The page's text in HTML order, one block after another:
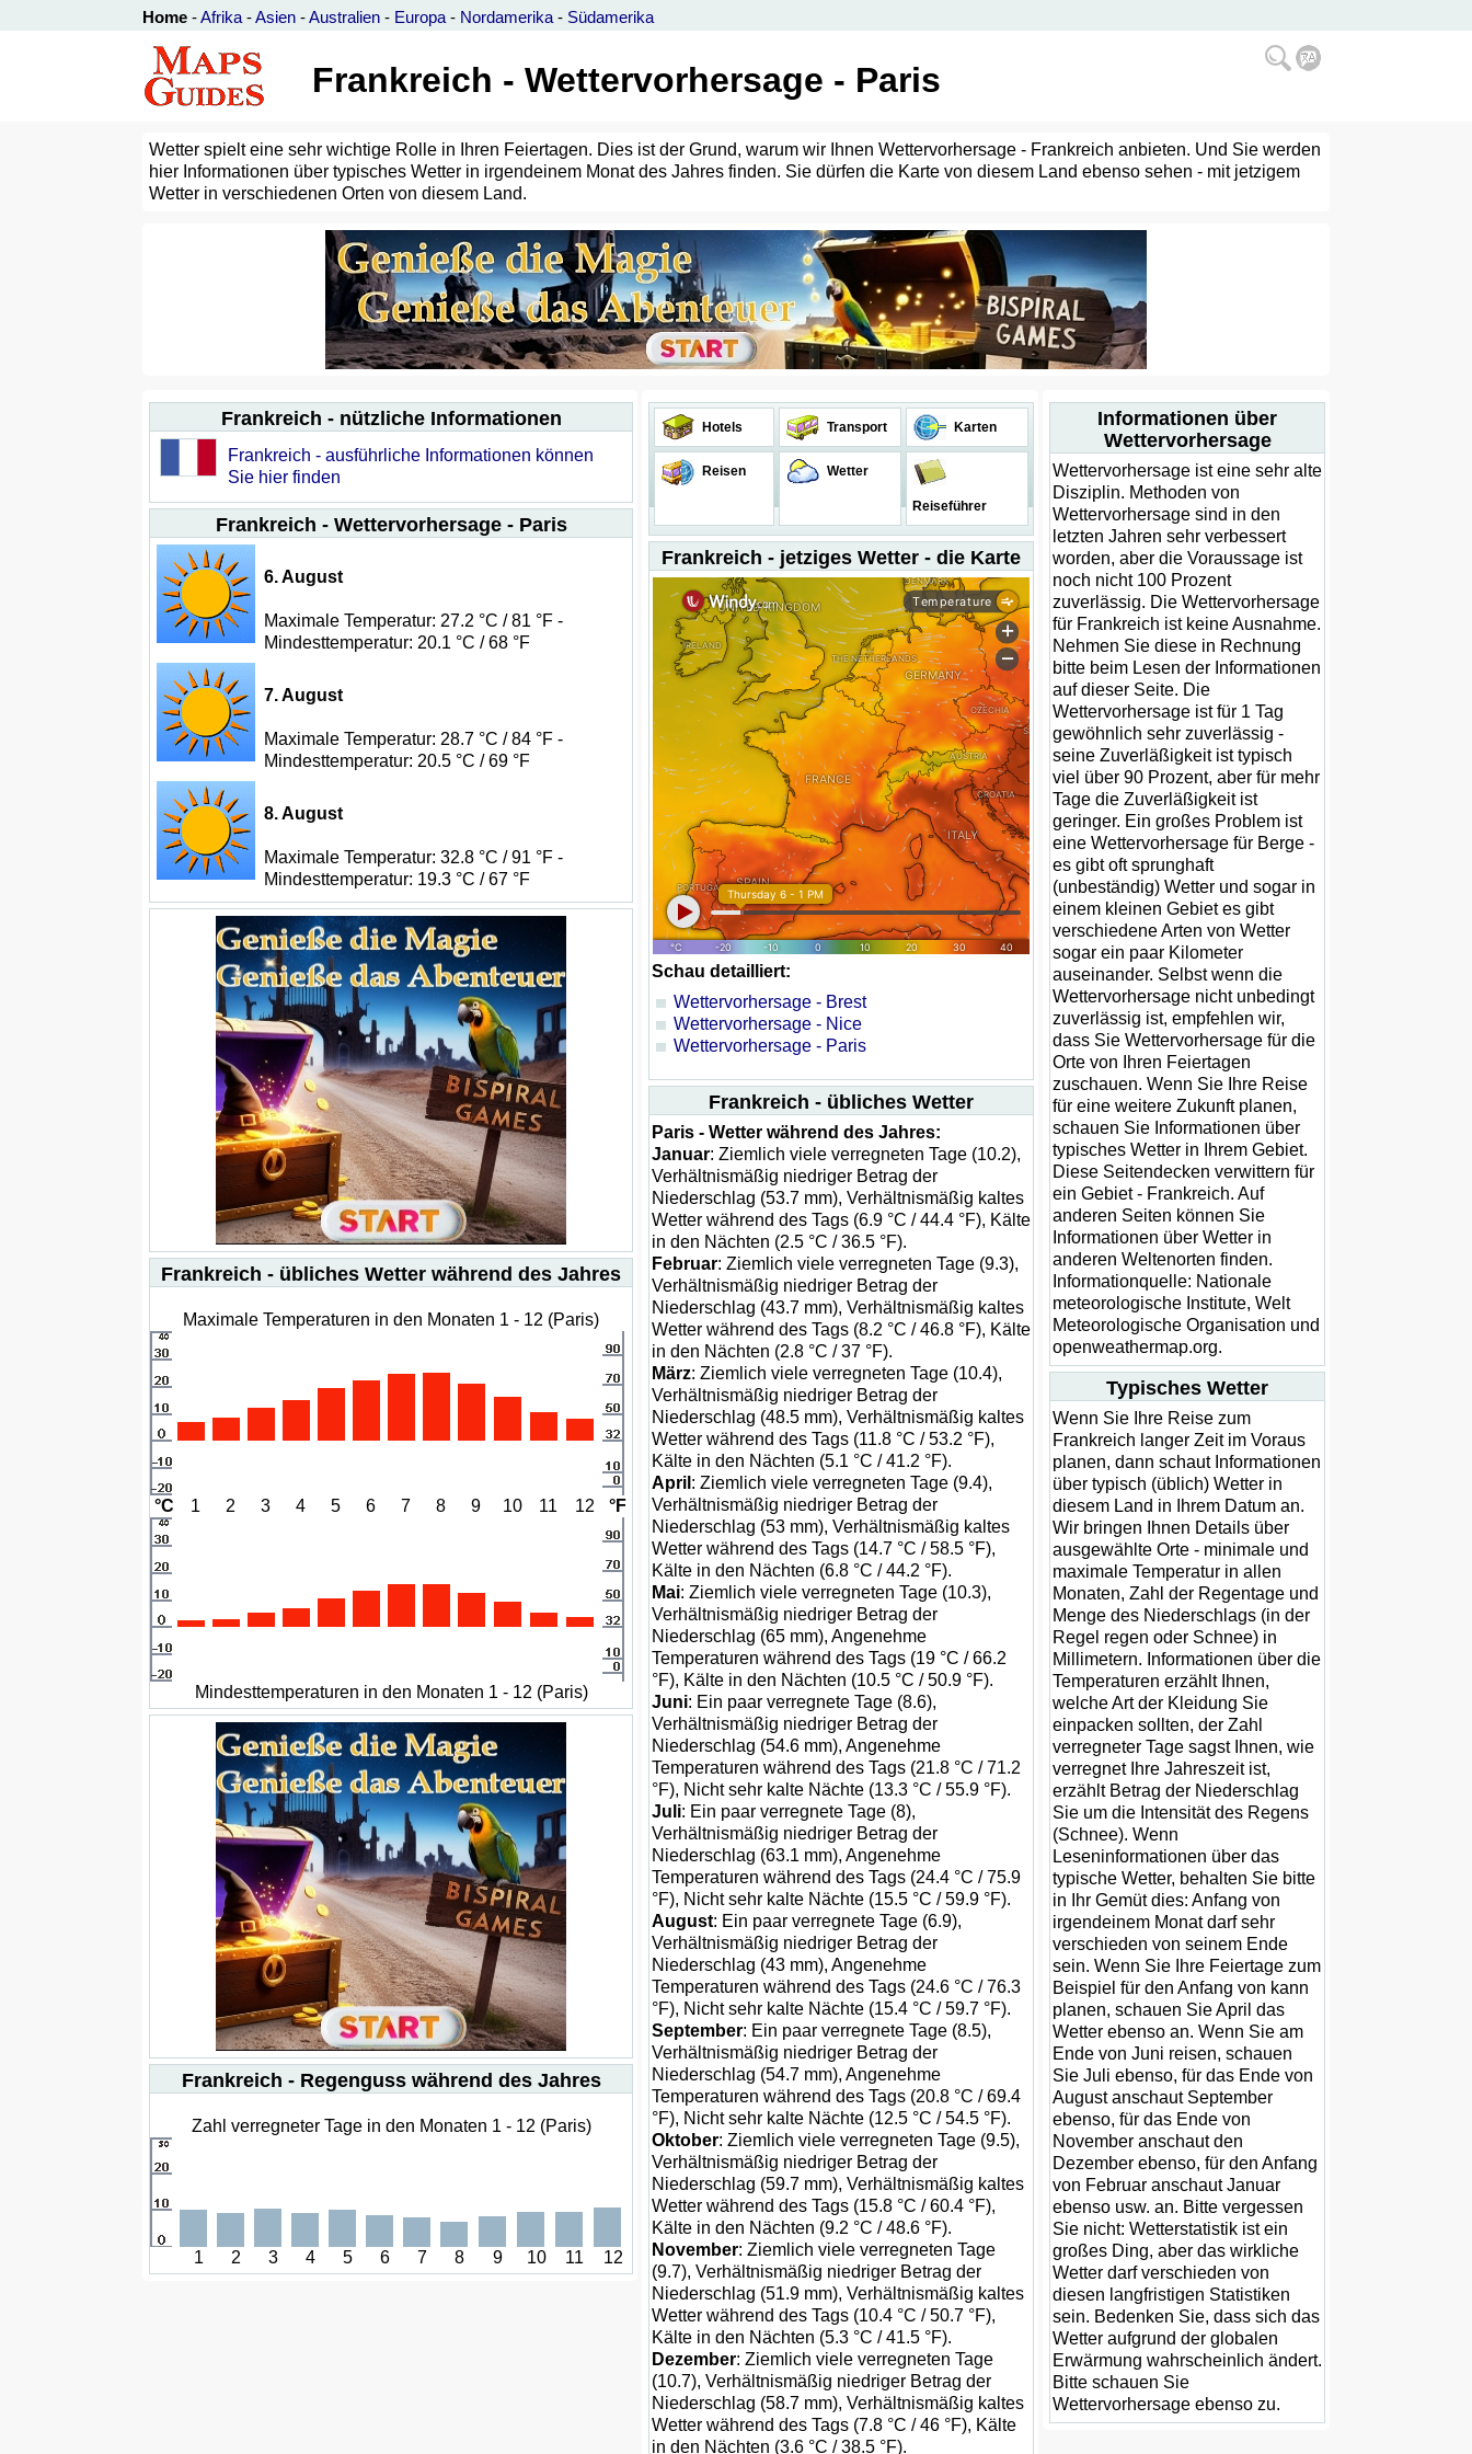
Home -Afrika -Asien -Australien - Europa - Nordamerika - Südamerika
Frankreich - Wettervorhersage - Paris
Wetter spielt eine sehr wichtige Rolle in Ihren Feiertagen. Dies ist der Grund, warum wir Ihnen Wettervorhersage - Frankreich anbieten. Und Sie werden
hier Informationen über typisches Wetter in irgendeinem Monat des Jahres finden. Sie dürfen die Karte von diesem Land ebenso sehen - mit jetzigem
Wetter in verschiedenen Orten von diesem Land.
Frankreich - nützliche Informationen
Frankreich - ausführliche Informationen können
Sie hier finden
Frankreich - Wettervorhersage - Paris
6. August
Maximale Temperatur: 27.2 °C / 81 °F -
Mindesttemperatur: 20.1 °C / 68 °F
7. August
Maximale Temperatur: 28.7 °C / 84 °F -
Mindesttemperatur: 20.5 °C / 69 °F
8. August
Maximale Temperatur: 32.8 °C / 91 °F -
Mindesttemperatur: 19.3 °C / 67 °F
Frankreich - übliches Wetter während des Jahres
Maximale Temperaturen in den Monaten 1 - 12 (Paris)
°C 1 2 3 4 5 6 7 8 9 10 11 12 °F
Mindesttemperaturen in den Monaten 1 - 12 (Paris)
Frankreich - Regenguss während des Jahres
Zahl verregneter Tage in den Monaten 1 - 12 (Paris)
1 2 3 4 5 6 7 8 9 10 11 12
Hotels Transport Karten
Reisen Wetter
Reiseführer
Frankreich - jetziges Wetter - die Karte
Schau detailliert:
Wettervorhersage - Brest
Wettervorhersage - Nice
Wettervorhersage - Paris
Frankreich - übliches Wetter
Paris - Wetter während des Jahres:
Januar: Ziemlich viele verregneten Tage (10.2),
Verhältnismäßig niedriger Betrag der
Niederschlag (53.7 mm), Verhältnismäßig kaltes
Wetter während des Tags (6.9 °C / 44.4 °F), Kälte
in den Nächten (2.5 °C / 36.5 °F).
Februar: Ziemlich viele verregneten Tage (9.3),
Verhältnismäßig niedriger Betrag der
Niederschlag (43.7 mm), Verhältnismäßig kaltes
Wetter während des Tags (8.2 °C / 46.8 °F), Kälte
in den Nächten (2.8 °C / 37 °F).
März: Ziemlich viele verregneten Tage (10.4),
Verhältnismäßig niedriger Betrag der
Niederschlag (48.5 mm), Verhältnismäßig kaltes
Wetter während des Tags (11.8 °C / 53.2 °F),
Kälte in den Nächten (5.1 °C / 41.2 °F).
April : Ziemlich viele verregneten Tage (9.4),
Verhältnismäßig niedriger Betrag der
Niederschlag (53 mm), Verhältnismäßig kaltes
Wetter während des Tags (14.7 °C / 58.5 °F),
Kälte in den Nächten (6.8 °C / 44.2 °F).
Mai: Ziemlich viele verregneten Tage (10.3),
Verhältnismäßig niedriger Betrag der
Niederschlag (65 mm), Angenehme
Temperaturen während des Tags (19 °C / 66.2
°F), Kälte in den Nächten (10.5 °C / 50.9 °F).
Juni: Ein paar verregnete Tage (8.6),
Verhältnismäßig niedriger Betrag der
Niederschlag (54.6 mm), Angenehme
Temperaturen während des Tags (21.8 °C / 71.2
°F), Nicht sehr kalte Nächte (13.3 °C / 55.9 °F).
Juli: Ein paar verregnete Tage (8),
Verhältnismäßig niedriger Betrag der
Niederschlag (63.1 mm), Angenehme
Temperaturen während des Tags (24.4 °C / 75.9
°F), Nicht sehr kalte Nächte (15.5 °C / 59.9 °F).
August: Ein paar verregnete Tage (6.9),
Verhältnismäßig niedriger Betrag der
Niederschlag (43 mm), Angenehme
Temperaturen während des Tags (24.6 °C / 76.3
°F), Nicht sehr kalte Nächte (15.4 °C / 59.7 °F).
September: Ein paar verregnete Tage (8.5),
Verhältnismäßig niedriger Betrag der
Niederschlag (54.7 mm), Angenehme
Temperaturen während des Tags (20.8 °C / 69.4
°F), Nicht sehr kalte Nächte (12.5 °C / 54.5 °F).
Oktober: Ziemlich viele verregneten Tage (9.5),
Verhältnismäßig niedriger Betrag der
Niederschlag (59.7 mm), Verhältnismäßig kaltes
Wetter während des Tags (15.8 °C / 60.4 °F),
Kälte in den Nächten (9.2 °C / 48.6 °F).
November: Ziemlich viele verregneten Tage
(9.7), Verhältnismäßig niedriger Betrag der
Niederschlag (51.9 mm), Verhältnismäßig kaltes
Wetter während des Tags (10.4 °C / 50.7 °F),
Kälte in den Nächten (5.3 °C / 41.5 °F).
Dezember: Ziemlich viele verregneten Tage
(10.7), Verhältnismäßig niedriger Betrag der
Niederschlag (58.7 mm), Verhältnismäßig kaltes
Wetter während des Tags (7.8 °C / 46 °F), Kälte
in den Nächten (3.6 °C / 38.5 °F).
Informationen über
Wettervorhersage
Wettervorhersage ist eine sehr alte
Disziplin. Methoden von
Wettervorhersage sind in den
letzten Jahren sehr verbessert
worden, aber die Voraussage ist
noch nicht 100 Prozent
zuverlässig. Die Wettervorhersage
für Frankreich ist keine Ausnahme.
Nehmen Sie diese in Rechnung
bitte beim Lesen der Informationen
auf dieser Seite. Die
Wettervorhersage ist für 1 Tag
gewöhnlich sehr zuverlässig -
seine Zuverläßigkeit ist typisch
viel über 90 Prozent, aber für mehr
Tage die Zuverläßigkeit ist
geringer. Ein großes Problem ist
eine Wettervorhersage für Berge -
es gibt oft sprunghaft
(unbeständig) Wetter und sogar in
einem kleinen Gebiet es gibt
verschiedene Arten von Wetter
sogar ein paar Kilometer
auseinander. Selbst wenn die
Wettervorhersage nicht unbedingt
zuverlässig ist, empfehlen wir,
dass Sie Wettervorhersage für die
Orte von Ihren Feiertagen
zuschauen. Wenn Sie Ihre Reise
für eine weitere Zukunft planen,
schauen Sie Informationen über
typisches Wetter in Ihrem Gebiet.
Diese Seitendecken verwittern für
ein Gebiet - Frankreich. Auf
anderen Seiten können Sie
Informationen über Wetter in
anderen Weltenorten finden.
Informationquelle: Nationale
meteorologische Institute, Welt
Meteorologische Organisation und
openweathermap.org.
Typisches Wetter
Wenn Sie Ihre Reise zum
Frankreich langer Zeit im Voraus
planen, dann schaut Informationen
über typisch (üblich) Wetter in
diesem Land in Ihrem Datum an.
Wir bringen Ihnen Details über
ausgewählte Orte - minimale und
maximale Temperatur in allen
Monaten, Zahl der Regentage und
Menge des Niederschlags (in der
Regel regen oder Schnee) in
Millimetern. Informationen über die
Temperaturen erzählt Ihnen,
welche Art der Kleidung Sie
einpacken sollten, der Zahl
verregneter Tage sagst Ihnen, wie
verregnet Ihre Jahreszeit ist,
erzählt Betrag der Niederschlag
Sie um die Intensität des Regens
(Schnee). Wenn
Leseninformationen über das
typische Wetter, behalten Sie bitte
in Ihr Gemüt dies: Anfang von
irgendeinem Monat darf sehr
verschieden von seinem Ende
sein. Wenn Sie Ihre Feiertage zum
Beispiel für den Anfang von kann
planen, schauen Sie April das
Wetter ebenso an. Wenn Sie am
Ende von Juni reisen, schauen
Sie Juli ebenso, für das Ende von
August anschaut September
ebenso, für das Ende von
November anschaut den
Dezember ebenso, für den Anfang
von Februar anschaut Januar
ebenso usw. an. Bitte vergessen
Sie nicht: Wetterstatistik ist ein
großes Ding, aber das wirkliche
Wetter darf verschieden von
diesen langfristigen Statistiken
sein. Bedenken Sie, dass sich das
Wetter aufgrund der globalen
Erwärmung wahrscheinlich ändert.
Bitte schauen Sie
Wettervorhersage ebenso zu.